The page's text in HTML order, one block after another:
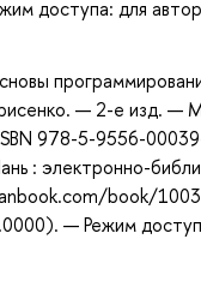
доступа: для
— 2-е изд. —
978-5-9556-
: электронно-
book/
— Режим